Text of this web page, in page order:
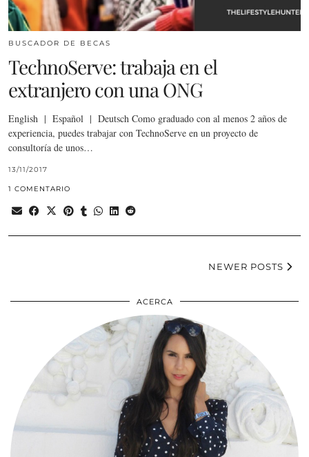
BUSCADOR DE BECAS
TechnoServe: trabaja en el
extranjero con una ONG
English | Español | Deutsch Como graduado con al menos 2 años de
experiencia, puedes trabajar con TechnoServe en un proyecto de
consultoría de unos…
13/11/2017
1 COMENTARIO
NEWER POSTS
ACERCA